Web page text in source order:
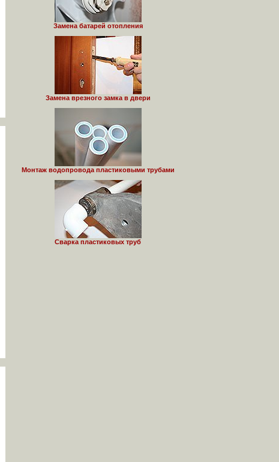
Замена батарей отопления
Замена врезного замка в двери
Монтаж водопровода пластиковыми трубами
Сварка пластиковых труб